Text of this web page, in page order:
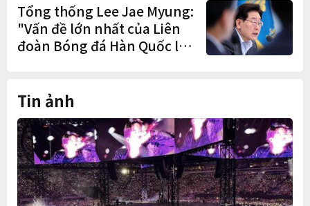
Tổng thống Lee Jae Myung:
"Vấn đề lớn nhất của Liên
đoàn Bóng đá Hàn Quốc là
Tin ảnh